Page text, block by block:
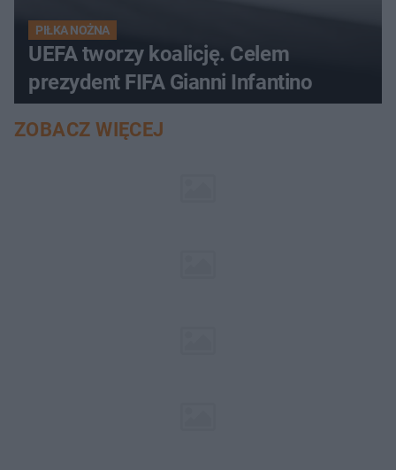
PIŁKA NOŻNA
UEFA tworzy koalicję. Celem
prezydent FIFA Gianni Infantino
ZOBACZ WIĘCEJ